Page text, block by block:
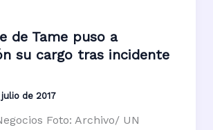
de Tame puso a
su cargo tras incidente
de 2017
Foto: Archivo/ UN